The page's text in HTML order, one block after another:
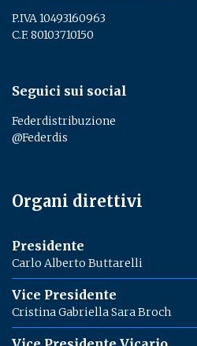
P.IVA 10493160963
C.F. 80103710150
Seguici sui social
Federdistribuzione
@Federdis
Organi direttivi
Presidente
Carlo Alberto Buttarelli
Vice Presidente
Cristina Gabriella Sara Broch